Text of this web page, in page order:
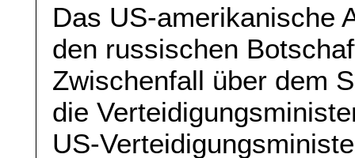
Das US-amerikanische
den russischen
Zwischenfall über dem
die
US-